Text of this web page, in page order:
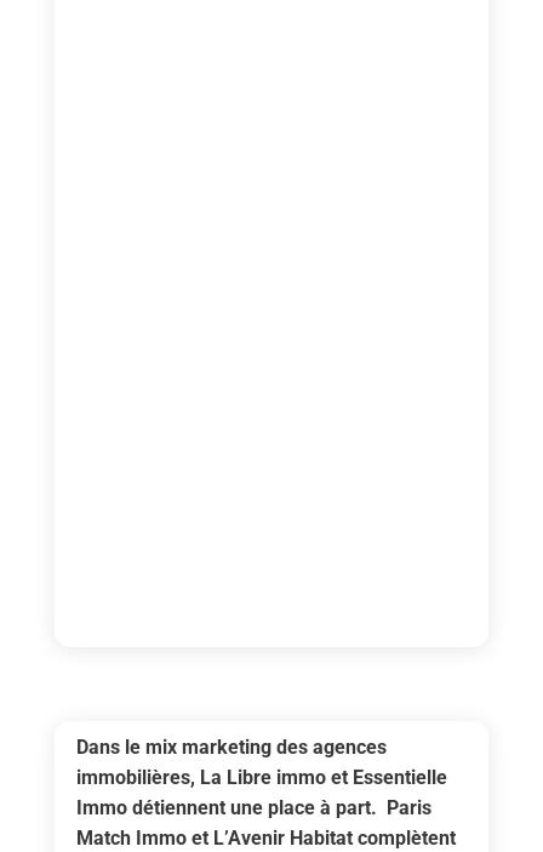
Dans le mix marketing des agences
immobilières, La Libre immo et Essentielle
Immo détiennent une place à part. Paris
Match Immo et L’Avenir Habitat complètent